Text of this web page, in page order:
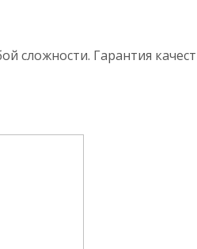
Гарантия